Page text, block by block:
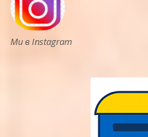
Ми в Instagram